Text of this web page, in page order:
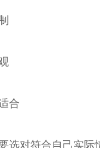
合
选对符合自己实际